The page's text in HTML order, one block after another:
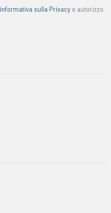
informativa sulla Privacy e autorizzo